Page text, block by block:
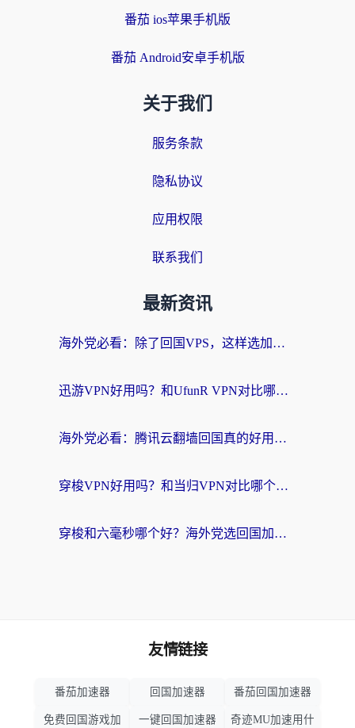
番茄 ios苹果手机版
番茄 Android安卓手机版
关于我们
服务条款
隐私协议
应用权限
联系我们
最新资讯
海外党必看：除了回国VPS，这样选加速器也能无缝刷国内资源？
迅游VPN好用吗？和UfunR VPN对比哪个回国效果更好？海外党亲测避坑指南
海外党必看：腾讯云翻墙回国真的好用吗？+ 3步选对回国加速器指南
穿梭VPN好用吗？和当归VPN对比哪个回国效果更好？海外党亲测实用指南
穿梭和六毫秒哪个好？海外党选回国加速器的避坑指南，附番茄加速器实测
友情链接
番茄加速器 回国加速器 番茄回国加速器
免费回国游戏加 一键回国加速器 奇迹MU加速用什